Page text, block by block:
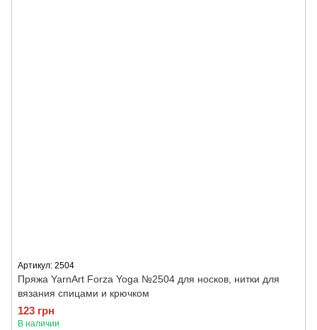
Артикул: 2504
Пряжа YarnArt Forza Yoga №2504 для носков, нитки для
вязания спицами и крючком
123 грн
В наличии